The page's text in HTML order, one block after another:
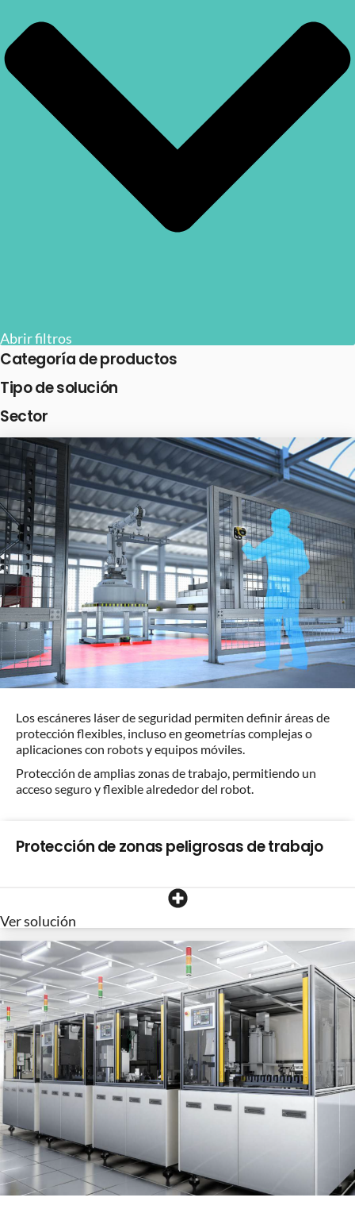
Abrir filtros
Categoría de productos
Tipo de solución
Sector
Los escáneres láser de seguridad permiten definir áreas de
protección flexibles, incluso en geometrías complejas o
aplicaciones con robots y equipos móviles.
Protección de amplias zonas de trabajo, permitiendo un
acceso seguro y flexible alrededor del robot.
Protección de zonas peligrosas de trabajo
Ver solución